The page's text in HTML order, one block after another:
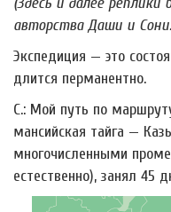
авторства Даши и
Экспедиция — это
длится перманентно.
С.: Мой путь по
мансийская тайга —
многочисленными
естественно), занял 45